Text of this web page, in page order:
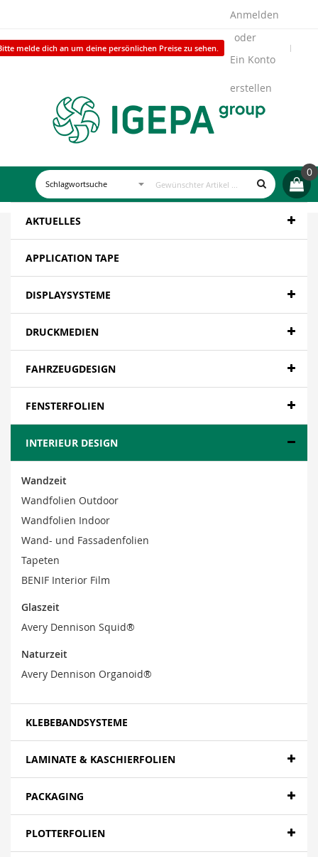
melde dich an um deine persönlichen Preise zu sehen.
Anmelden
Ein Konto
erstellen
0
AKTUELLES
APPLICATION TAPE
DISPLAYSYSTEME
DRUCKMEDIEN
FAHRZEUGDESIGN
FENSTERFOLIEN
INTERIEUR DESIGN
Wandzeit
Wandfolien Outdoor
Wandfolien Indoor
Wand- und Fassadenfolien
Tapeten
BENIF Interior Film
Glaszeit
Avery Dennison Squid®
Naturzeit
Avery Dennison Organoid®
KLEBEBANDSYSTEME
LAMINATE & KASCHIERFOLIEN
PACKAGING
PLOTTERFOLIEN